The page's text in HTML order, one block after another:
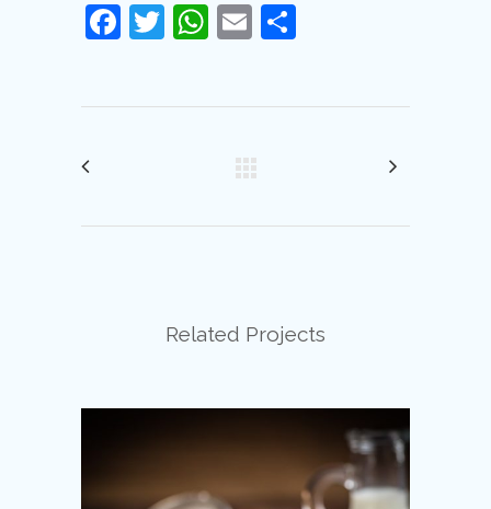
Facebook
Twitter
WhatsApp
Email
Related Projects